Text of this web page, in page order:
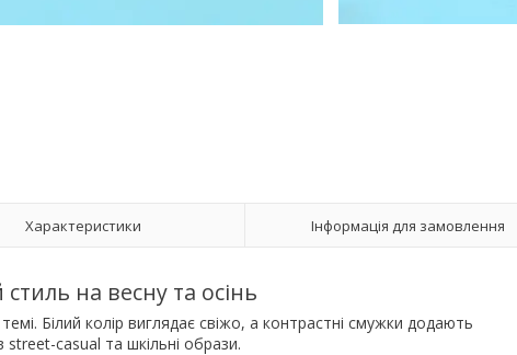
Характеристики Інформація для замовлення
на весну та осінь
Білий колір виглядає свіжо, а контрастні смужки додають
casual та шкільні образи.